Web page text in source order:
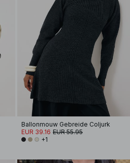
Ballonmouw Gebreide Coljurk
EUR 39.16 EUR 55.95
+1